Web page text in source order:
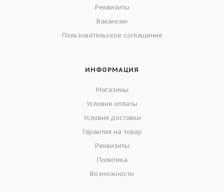
Реквизиты
Вакансии
Пользовательское соглашение
ИНФОРМАЦИЯ
Магазины
Условия оплаты
Условия доставки
Гарантия на товар
Реквизиты
Политика
Возможности